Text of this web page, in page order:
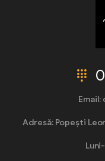
Email:
Adresă: Popești